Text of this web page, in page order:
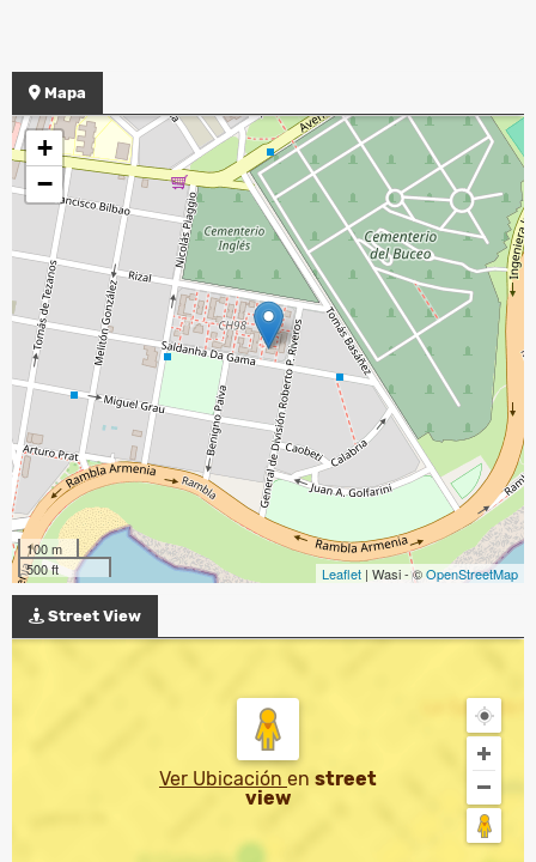
Mapa
+
−
100 m
500 ft
Leaflet | Wasi - ©OpenStreetMap
Street View
Ver Ubicación en street
view